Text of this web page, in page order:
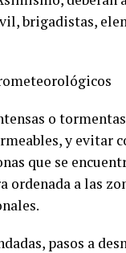
brigadistas,
o
y evitar
que se
ordenada a las
pasos a